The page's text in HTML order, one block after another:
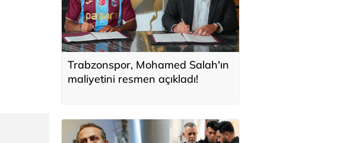
Trabzonspor, Mohamed Salah'ın
maliyetini resmen açıkladı!